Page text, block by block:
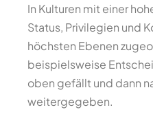
In Kulturen mit einer
Status, Privilegien und
höchsten Ebenen
beispielsweise
oben gefällt und dann
weitergegeben.